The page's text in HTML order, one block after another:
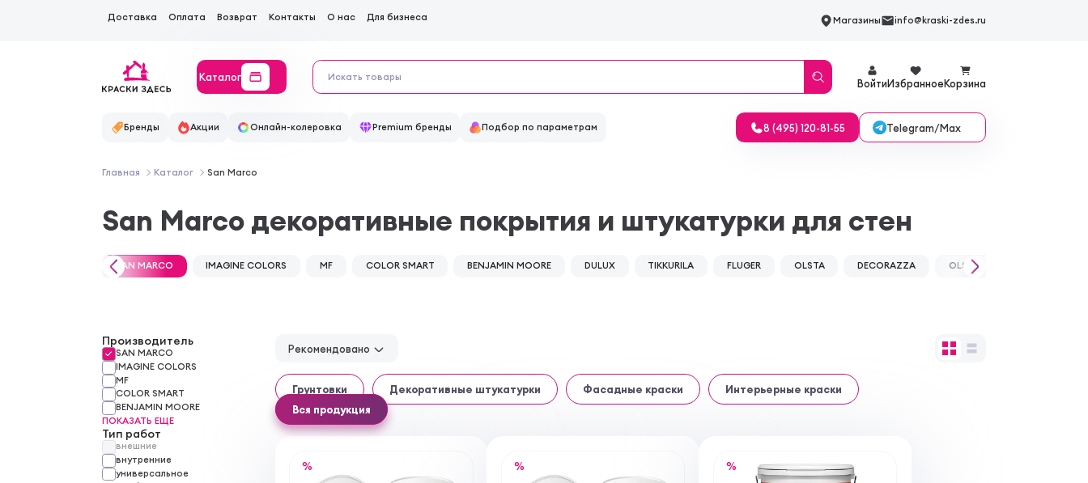
Доставка Оплата Возврат Контакты О нас Для бизнеса Магазины info@kraski-zdes.ru
Каталог
ВойтиИзбранноеКорзина
Бренды Акции Онлайн-колеровка Premium бренды Подбор по параметрам 8 (495) 120-81-55 Telegram/Max
Главная Каталог San Marco
San Marco декоративные покрытия и штукатурки для стен
Производитель
SAN MARCO
IMAGINE COLORS
MF
COLOR SMART
BENJAMIN MOORE
ПОКАЗАТЬ ЕЩЕ
Тип работ
внешние
внутренние
универсальное
Рекомендовано
Грунтовки Декоративные штукатурки Фасадные краски
Интерьерные краски
Вся продукция
% % %
SAN MARCO IMAGINE COLORS MF COLOR SMART BENJAMIN MOORE DULUX TIKKURILA FLUGER OLSTA DECORAZZA OLSTA ARCHITECT